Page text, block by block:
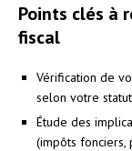
Points clés à
fiscal
Vérification de
selon votre statut
Étude des
(impôts fonciers,